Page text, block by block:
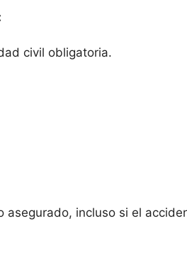
civil obligatoria.
asegurado, incluso si el